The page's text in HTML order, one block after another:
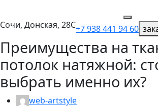
Сочи, Донская, 28С+7 938 441 94 60
Преимущества на
потолок натяжной:
выбрать именно их?
web-artstyle